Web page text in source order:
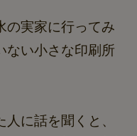
の実家に行ってみ
ない小さな印刷所
に話を聞くと、